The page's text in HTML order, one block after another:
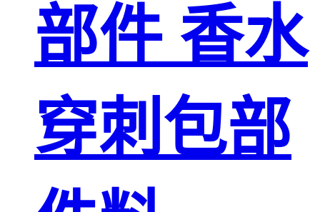
部件 香水
穿刺包部